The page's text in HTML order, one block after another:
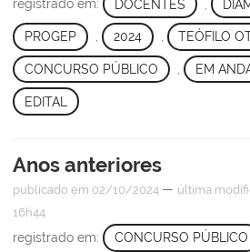
registrado em: DOCENTES
PROGEP , 2024 , TEÓFILO
CONCURSO PÚBLICO EM
EDITAL
Anos anteriores
publicado em 02/10/2024 — última
16h44
registrado em: CONCURSO PÚBLICO